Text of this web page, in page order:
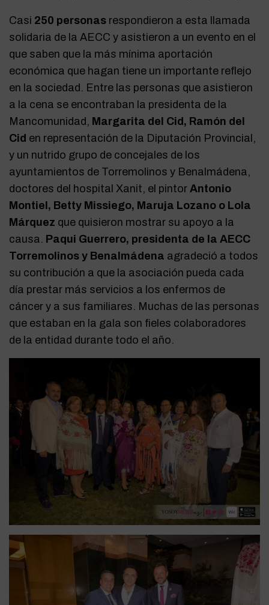
Casi 250 personas respondieron a esta llamada
solidaria de la AECC y asistieron a un evento en el
que saben que la más mínima aportación
económica que hagan tiene un importante reflejo
en la sociedad. Entre las personas que asistieron
a la cena se encontraban la presidenta de la
Mancomunidad, Margarita del Cid, Ramón del
Cid en representación de la Diputación Provincial,
y un nutrido grupo de concejales de los
ayuntamientos de Torremolinos y Benalmádena,
doctores del hospital Xanit, el pintorAntonio
Montiel, Betty Missiego, Maruja Lozano o Lola
Márquez que quisieron mostrar su apoyo a la
causa. Paqui Guerrero, presidenta de la AECC
Torremolinos y Benalmádena agradeció a todos
su contribución a que la asociación pueda cada
día prestar más servicios a los enfermos de
cáncer y a sus familiares. Muchas de las personas
que estaban en la gala son fieles colaboradores
de la entidad durante todo el año.